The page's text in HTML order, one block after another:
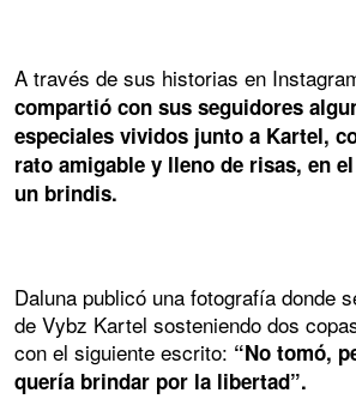
A través de sus historias en
compartió con sus seguidores
especiales vividos junto a Kartel,
rato amigable y lleno de risas, en
un brindis.
Daluna publicó una fotografía donde
de Vybz Kartel sosteniendo dos
con el siguiente escrito: “No tomó,
quería brindar por la libertad”.